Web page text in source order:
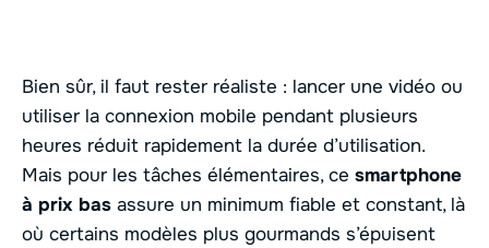
Bien sûr, il faut rester réaliste : lancer une vidéo ou
utiliser la connexion mobile pendant plusieurs
heures réduit rapidement la durée d’utilisation.
Mais pour les tâches élémentaires, ce smartphone
à prix bas assure un minimum fiable et constant, là
où certains modèles plus gourmands s’épuisent